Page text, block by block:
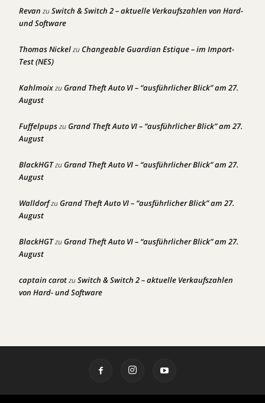
Revan zuSwitch & Switch 2 – aktuelle Verkaufszahlen von Hard-
und Software
Thomas NickelzuChangeable Guardian Estique – im Import-
Test (NES)
KahlmoixzuGrand Theft Auto VI – “ausführlicher Blick” am 27.
August
FuffelpupszuGrand Theft Auto VI – “ausführlicher Blick” am 27.
August
BlackHGTzuGrand Theft Auto VI – “ausführlicher Blick” am 27.
August
WalldorfzuGrand Theft Auto VI – “ausführlicher Blick” am 27.
August
BlackHGTzuGrand Theft Auto VI – “ausführlicher Blick” am 27.
August
captain carotzuSwitch & Switch 2 – aktuelle Verkaufszahlen
von Hard- und Software